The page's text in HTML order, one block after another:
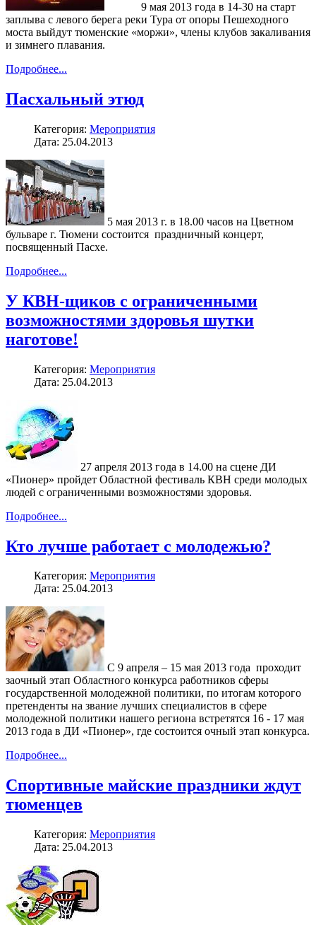
9 мая 2013 года в 14-30 на старт
заплыва с левого берега реки Тура от опоры Пешеходного
моста выйдут тюменские «моржи», члены клубов закаливания
и зимнего плавания.
Подробнее...
Пасхальный этюд
Категория: Мероприятия
Дата: 25.04.2013
5 мая 2013 г. в 18.00 часов на Цветном
бульваре г. Тюмени состоится праздничный концерт,
посвященный Пасхе.
Подробнее...
У КВН-щиков с ограниченными
возможностями здоровья шутки
наготове!
Категория: Мероприятия
Дата: 25.04.2013
27 апреля 2013 года в 14.00 на сцене ДИ
«Пионер» пройдет Областной фестиваль КВН среди молодых
людей с ограниченными возможностями здоровья.
Подробнее...
Кто лучше работает с молодежью?
Категория: Мероприятия
Дата: 25.04.2013
С 9 апреля – 15 мая 2013 года проходит
заочный этап Областного конкурса работников сферы
государственной молодежной политики, по итогам которого
претенденты на звание лучших специалистов в сфере
молодежной политики нашего региона встретятся 16 - 17 мая
2013 года в ДИ «Пионер», где состоится очный этап конкурса.
Подробнее...
Спортивные майские праздники ждут
тюменцев
Категория: Мероприятия
Дата: 25.04.2013